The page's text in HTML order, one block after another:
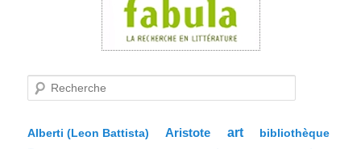
e
Alberti (Leon Battista) Aristote art bibliothèque